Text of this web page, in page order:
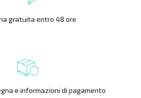
gratuita entro 48 ore
e informazioni di pagamento